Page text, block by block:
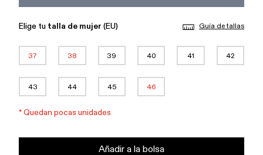
Elige tu talla de mujer (EU) Guía de tallas
37 38 39 40 41 42
43 44 45 46
*Quedan pocas unidades
Añadir a la bolsa